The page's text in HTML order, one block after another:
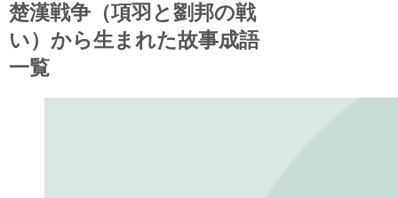
楚漢戦争（項羽と劉邦の戦
い）から生まれた故事成語
一覧